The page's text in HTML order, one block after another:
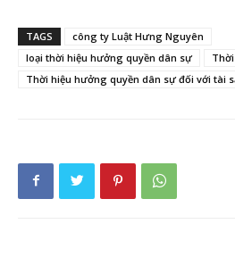
TAGS
công ty Luật Hưng Nguyên
loại thời hiệu hưởng quyền dân sự
Thời hiệu hưởng quyền dân sự đối với tài